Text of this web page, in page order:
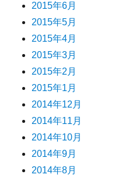
2015年6月
2015年5月
2015年4月
2015年3月
2015年2月
2015年1月
2014年12月
2014年11月
2014年10月
2014年9月
2014年8月